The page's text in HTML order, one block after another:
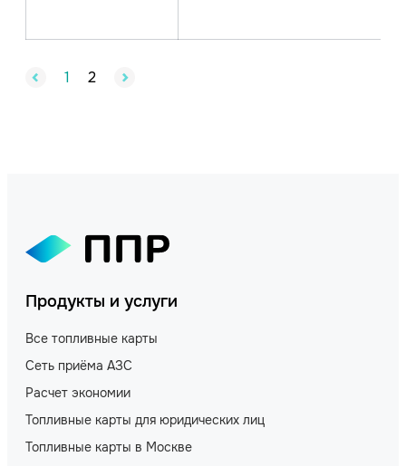
1 2
Продукты и услуги
Все топливные карты
Сеть приёма АЗС
Расчет экономии
Топливные карты для юридических лиц
Топливные карты в Москве